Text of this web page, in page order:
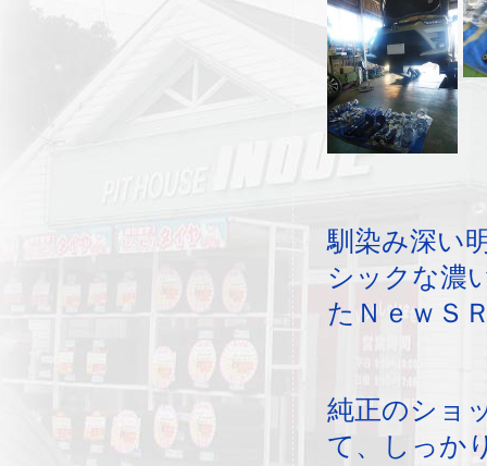
馴染み深い
シックな濃
たＮｅｗＳ
純正のショ
て、しっか